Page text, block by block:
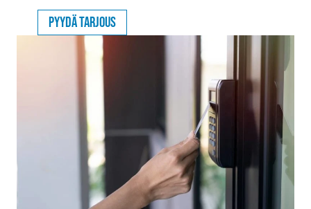
Pyydä tarjous